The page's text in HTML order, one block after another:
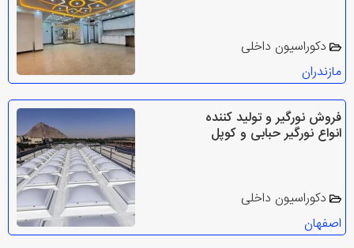
دکوراسیون داخلی
مازندران
فروش نورگیر و تولید کننده
انواع نورگیر حبابی و کوپل
دکوراسیون داخلی
اصفهان